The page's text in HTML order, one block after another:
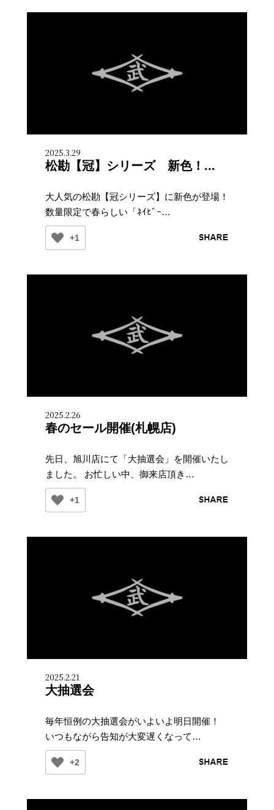
2025.3.29
松勘【冠】シリーズ 新色！...
大人気の松勘【冠シリーズ】に新色が登場！
数量限定で春らしい「ﾈｲﾋﾞｰ…
+1
2025.2.26
春のセール開催(札幌店)
先日、旭川店にて「大抽選会」を開催いたし
ました。 お忙しい中、御来店頂き…
+1
2025.2.21
大抽選会
毎年恒例の大抽選会がいよいよ明日開催！
いつもながら告知が大変遅くなって…
+2